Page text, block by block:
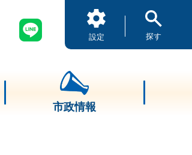
設定 探す
市政情報